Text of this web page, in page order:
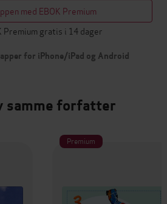
med EBOK Premium
Premium gratis i 14 dager
for iPhone/iPad og Android
samme forfatter
Premium